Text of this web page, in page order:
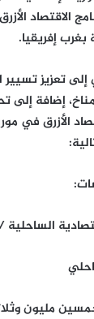
الاقتصاد
إفريقيا.
تعزيز تسيير
إضافة
الأزرق في
الساحلية /